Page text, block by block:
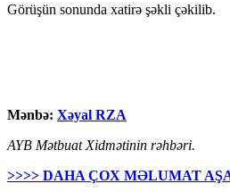
Görüşün sonunda xatirə şəkli çəkilib.
Mənbə: Xəyal RZA
AYB Mətbuat Xidmətinin rəhbəri.
>>>> DAHA ÇOX MƏLUMAT